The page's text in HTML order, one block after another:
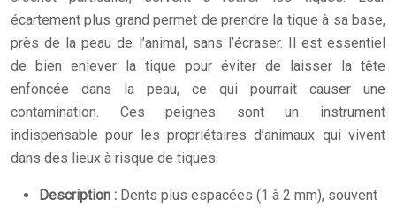
écartement plus grand permet de prendre la tique à sa base,
près de la peau de l’animal, sans l’écraser. Il est essentiel
de bien enlever la tique pour éviter de laisser la tête
enfoncée dans la peau, ce qui pourrait causer une
contamination. Ces peignes sont un instrument
indispensable pour les propriétaires d’animaux qui vivent
dans des lieux à risque de tiques.
Description : Dents plus espacées (1 à 2 mm), souvent